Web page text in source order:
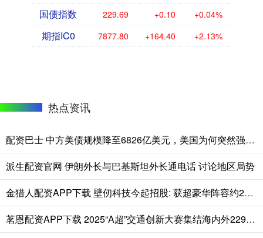
国债指数 229.69 +0.10 +0.04%
期指IC0 7877.80 +164.40 +2.13%
热点资讯
配资巴士 中方美债规模降至6826亿美元，美国为何突然强调“绝不脱钩”？
派生配资官网 伊朗外长与巴基斯坦外长通电话 讨论地区局势
金猎人配资APP下载 壁仞科技今起招股: 获超豪华阵容约29亿港元基石认购
茗恩配资APP下载 2025“A超”交通创新大赛集结海内外229支队伍